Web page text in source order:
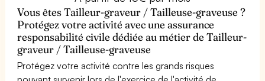
Vous êtes Tailleur-graveur / Tailleuse-graveuse ?
Protégez votre activité avec une assurance
responsabilité civile dédiée au métier de Tailleur-
graveur / Tailleuse-graveuse
Protégez votre activité contre les grands risques